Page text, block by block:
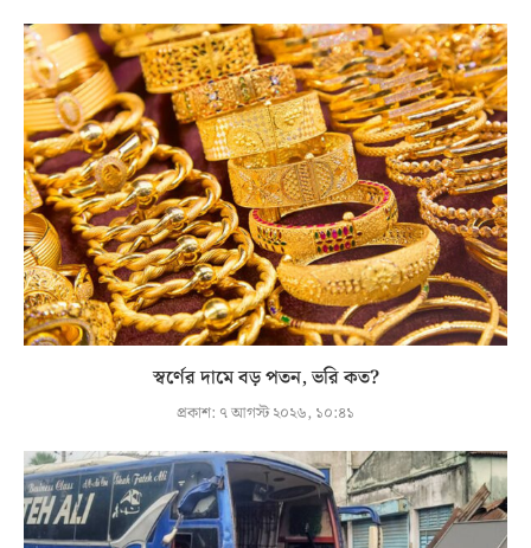
স্বর্ণের দামে বড় পতন, ভরি কত?
প্রকাশ: ৭ আগস্ট ২০২৬, ১০:৪১